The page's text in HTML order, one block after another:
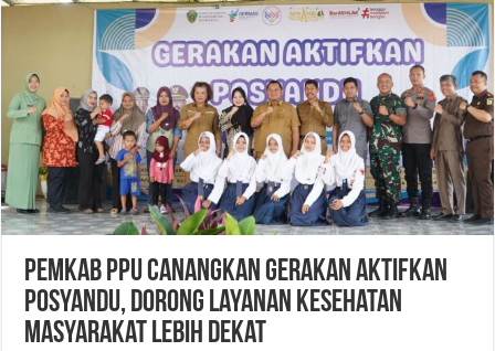
Pemkab PPU Canangkan Gerakan Aktifkan
Posyandu, Dorong Layanan Kesehatan
Masyarakat Lebih Dekat